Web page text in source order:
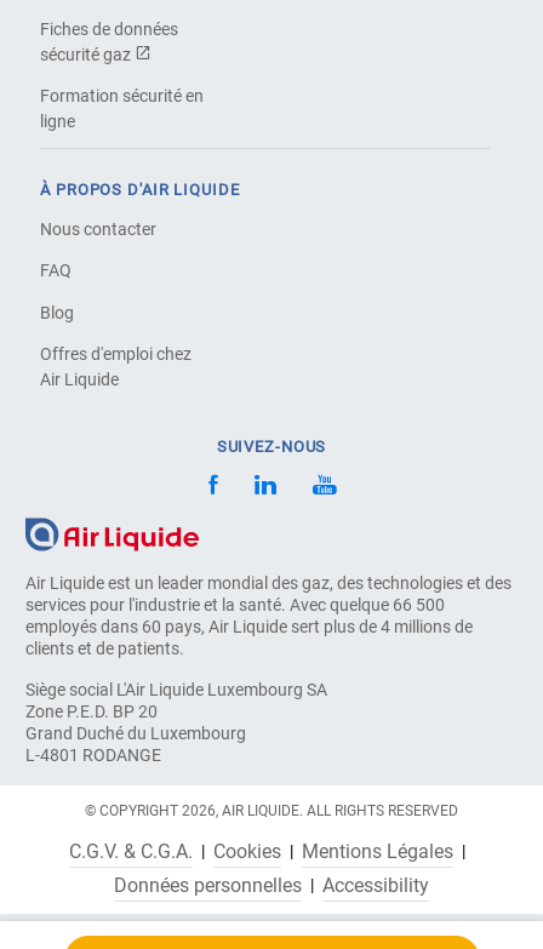
Air Liquide est un leader mondial des gaz, des technologies et des
services pour l'industrie et la santé. Avec quelque 66 500
employés dans 60 pays, Air Liquide sert plus de 4 millions de
clients et de patients.
Siège social L'Air Liquide Luxembourg SA
Zone P.E.D. BP 20
Grand Duché du Luxembourg
L-4801 RODANGE
Fiches de données
sécurité gaz
Formation sécurité en
ligne
À PROPOS D'AIR LIQUIDE
Nous contacter
FAQ
Blog
Offres d'emploi chez
Air Liquide
SUIVEZ-NOUS
© COPYRIGHT 2026, AIR LIQUIDE. ALL RIGHTS RESERVED
C.G.V. & C.G.A. Cookies
Mentions Légales
Données personnelles
Accessibility